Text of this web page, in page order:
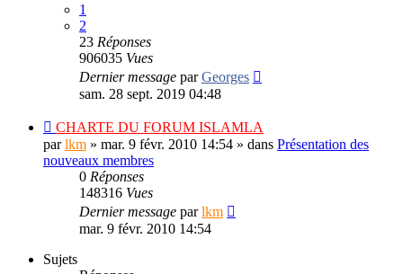
1
2
23 Réponses
906035 Vues
Dernier message parGeorges
sam. 28 sept. 2019 04:48
CHARTE DU FORUM ISLAMLA
parlkm » mar. 9 févr. 2010 14:54 » dans Présentation des
nouveaux membres
0 Réponses
148316 Vues
Dernier message parlkm
mar. 9 févr. 2010 14:54
Sujets